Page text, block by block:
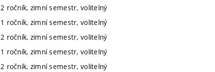
2 ročník, zimní semestr, volitelný
1 ročník, zimní semestr, volitelný
2 ročník, zimní semestr, volitelný
1 ročník, zimní semestr, volitelný
2 ročník, zimní semestr, volitelný